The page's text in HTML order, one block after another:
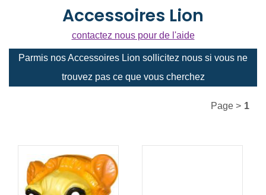
Accessoires Lion
contactez nous pour de l'aide
Parmis nos Accessoires Lion sollicitez nous si vous ne
trouvez pas ce que vous cherchez
Page > 1